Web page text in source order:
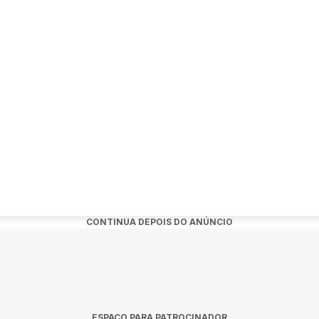
adquiridos no link oficial do evento:...
CONTINUA DEPOIS DO ANÚNCIO